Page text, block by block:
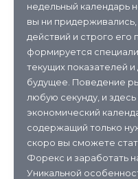
недельный календарь
вы ни
действий и строго его
формируется
текущих показателей
будущее. Поведение
любую секунду, и
экономический
содержащий только
скоро вы сможете
Форекс и заработать
Уникальной